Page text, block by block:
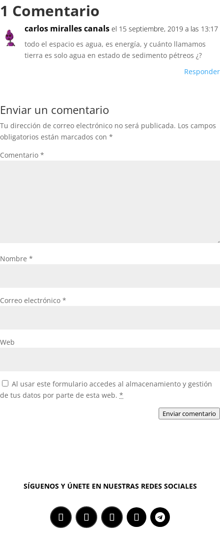
1 Comentario
carlos miralles canals el 15 septiembre, 2019 a las 13:17
todo el espacio es agua, es energía, y cuánto llamamos
tierra es solo agua en estado de sedimento pétreos ¿?
Responder
Enviar un comentario
Tu dirección de correo electrónico no será publicada. Los campos
obligatorios están marcados con *
Comentario *
Nombre *
Correo electrónico *
Web
Al usar este formulario accedes al almacenamiento y gestión
de tus datos por parte de esta web. *
Enviar comentario
SÍGUENOS Y ÚNETE EN NUESTRAS REDES SOCIALES